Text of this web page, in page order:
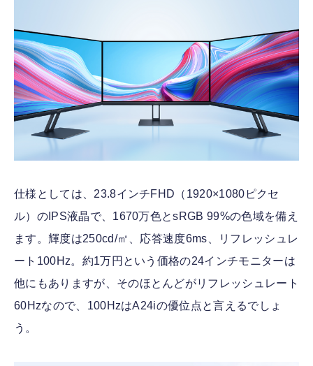
仕様としては、23.8インチFHD（1920×1080ピクセ
ル）のIPS液晶で、1670万色とsRGB 99%の色域を備え
ます。輝度は250cd/㎡、応答速度6ms、リフレッシュレ
ート100Hz。約1万円という価格の24インチモニターは
他にもありますが、そのほとんどがリフレッシュレート
60Hzなので、100HzはA24iの優位点と言えるでしょ
う。